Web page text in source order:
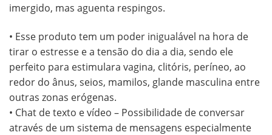
imergido, mas aguenta respingos.
• Esse produto tem um poder inigualável na hora de
tirar o estresse e a tensão do dia a dia, sendo ele
perfeito para estimulara vagina, clitóris, períneo, ao
redor do ânus, seios, mamilos, glande masculina entre
outras zonas erógenas.
• Chat de texto e vídeo – Possibilidade de conversar
através de um sistema de mensagens especialmente